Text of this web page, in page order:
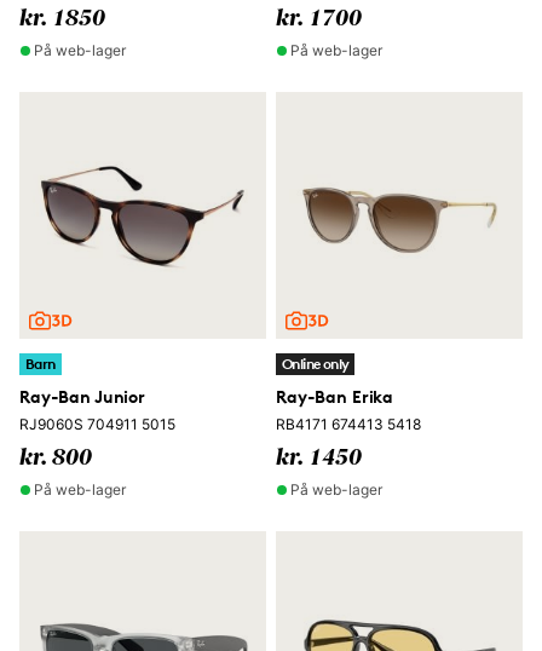
kr. 1850
På web-lager
kr. 1700
På web-lager
Barn
Ray-Ban Junior
RJ9060S 704911 5015
kr. 800
På web-lager
Online only
Ray-Ban Erika
RB4171 674413 5418
kr. 1450
På web-lager